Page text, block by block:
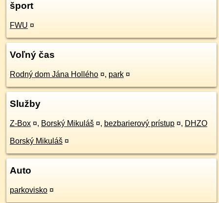
šport
FWU ¤
Voľný čas
Rodný dom Jána Hollého ¤, park ¤
Služby
Z-Box ¤, Borský Mikuláš ¤, bezbarierový prístup ¤, DHZO
Borský Mikuláš ¤
Auto
parkovisko ¤